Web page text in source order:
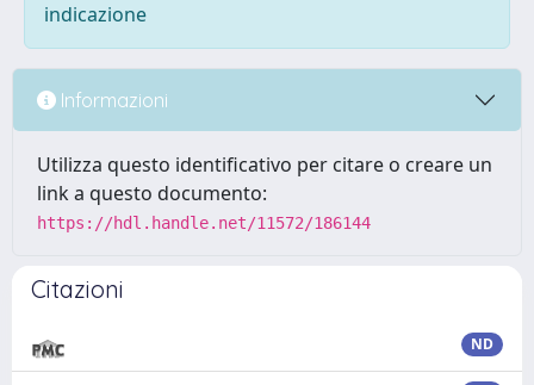
indicazione
Informazioni
Utilizza questo identificativo per citare o creare un
link a questo documento:
https://hdl.handle.net/11572/186144
Citazioni
ND